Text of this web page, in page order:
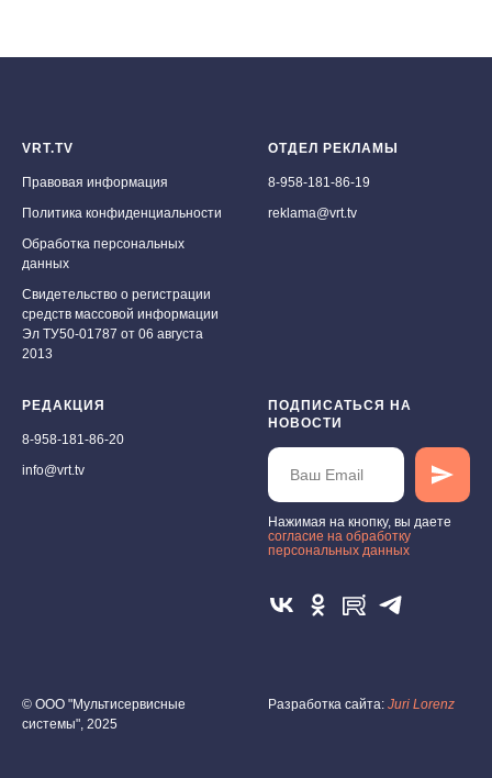
VRT.TV
Правовая информация
Политика конфиденциальности
Обработка персональных
данных
Свидетельство о регистрации
средств массовой информации
Эл ТУ50-01787 от 06 августа
2013
ОТДЕЛ РЕКЛАМЫ
8-958-181-86-19
reklama@vrt.tv
РЕДАКЦИЯ
8-958-181-86-20
info@vrt.tv
ПОДПИСАТЬСЯ НА
НОВОСТИ
Нажимая на кнопку, вы даете
cогласие на обработку
персональных данных
© ООО "Мультисервисные
системы", 2025
Разработка сайта: Juri Lorenz